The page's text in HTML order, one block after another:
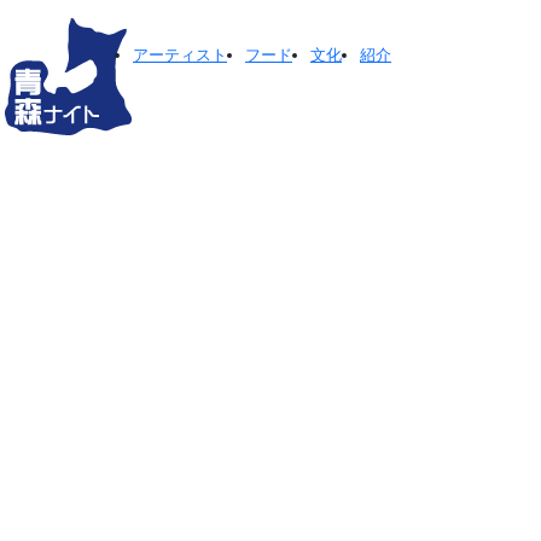
アーティスト フード 文化 紹介